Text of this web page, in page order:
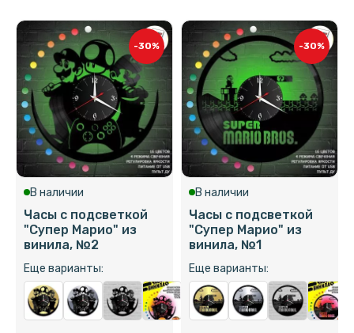
-30%
В наличии
Часы с подсветкой
"Супер Марио" из
винила, №2
Еще варианты:
-30%
В наличии
Часы с подсветкой
"Супер Марио" из
винила, №1
Еще варианты: